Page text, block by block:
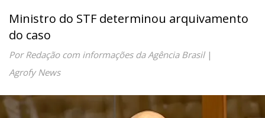
Ministro do STF determinou arquivamento
do caso
Por Redação com informações da Agência Brasil|
Agrofy News